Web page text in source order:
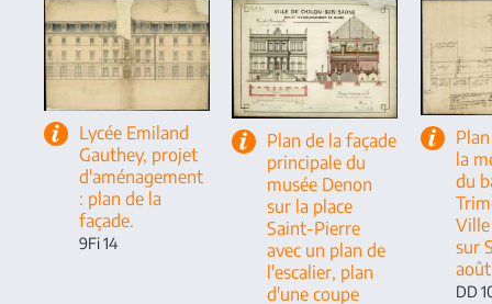
Lycée Emiland
Gauthey, projet
d'aménagement
: plan de la
façade.
9Fi 14
Plan de la façade
principale du
musée Denon
sur la place
Saint-Pierre
avec un plan de
l'escalier, plan
d'une coupe
la
du
Ville
sur
août
DD